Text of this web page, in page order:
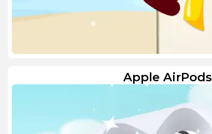
Apple AirPods